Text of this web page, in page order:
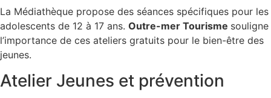
La Médiathèque propose des séances spécifiques pour les
adolescents de 12 à 17 ans. Outre-mer Tourisme souligne
l’importance de ces ateliers gratuits pour le bien-être des
jeunes.
Atelier Jeunes et prévention